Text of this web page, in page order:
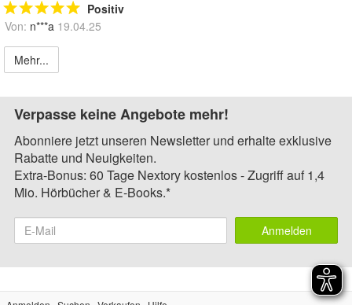
Positiv
Von: n***a 19.04.25
Mehr...
Verpasse keine Angebote mehr!
Abonniere jetzt unseren Newsletter und erhalte exklusive
Rabatte und Neuigkeiten.
Extra-Bonus: 60 Tage Nextory kostenlos - Zugriff auf 1,4
Mio. Hörbücher & E-Books.*
Anmelden